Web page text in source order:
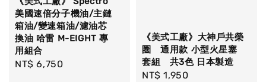
美國速倍分子機油/主鏈
箱油/變速箱油/濾油芯
換油 哈雷 M-EIGHT 專
用組合
Regular
NT$ 6,750
《美式工廠》大神戶共榮
圏 通用款 小型火星塞
套組 共3色 日本製造
Regular
NT$ 1,950